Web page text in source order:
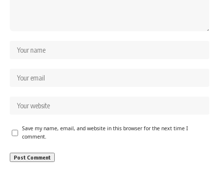
Save my name, email, and website in this browser for the next time I
comment.